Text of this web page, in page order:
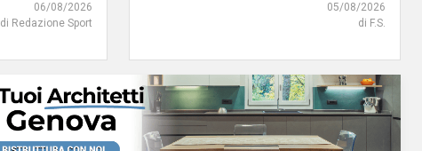
06/08/2026
di Redazione Sport
05/08/2026
di F.S.